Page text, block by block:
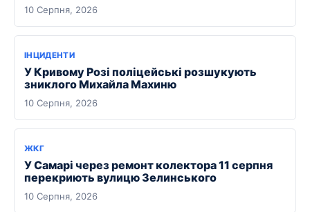
10 Серпня, 2026
ІНЦИДЕНТИ
У Кривому Розі поліцейські розшукують
зниклого Михайла Махиню
10 Серпня, 2026
ЖКГ
У Самарі через ремонт колектора 11 серпня
перекриють вулицю Зелинського
10 Серпня, 2026